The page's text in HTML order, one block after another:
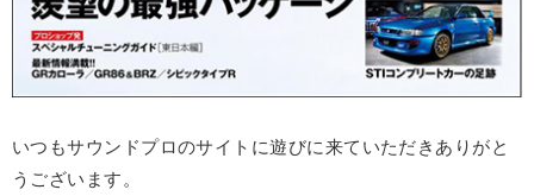
いつもサウンドプロのサイトに遊びに来ていただきありがと
うございます。